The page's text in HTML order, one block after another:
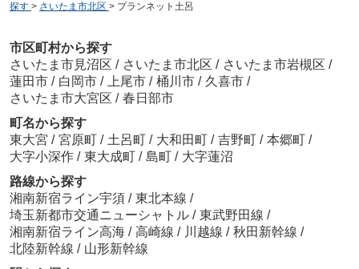
探す > さいたま市北区 > プランネット土呂
市区町村から探す
さいたま市見沼区 / さいたま市北区 / さいたま市岩槻区 /
蓮田市 / 白岡市 / 上尾市 / 桶川市 / 久喜市 /
さいたま市大宮区 / 春日部市
町名から探す
東大宮 / 宮原町 / 土呂町 / 大和田町 / 吉野町 / 本郷町 /
大字小深作 / 東大成町 / 島町 / 大字蓮沼
路線から探す
湘南新宿ライン宇須 / 東北本線 /
埼玉新都市交通ニューシャトル / 東武野田線 /
湘南新宿ライン高海 / 高崎線 / 川越線 / 秋田新幹線 /
北陸新幹線 / 山形新幹線